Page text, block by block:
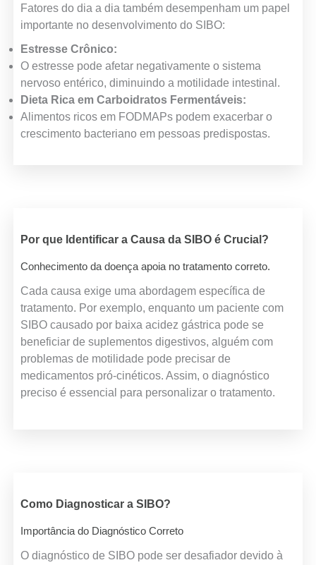
Fatores do dia a dia também desempenham um papel
importante no desenvolvimento do SIBO:
Estresse Crônico:
O estresse pode afetar negativamente o sistema
nervoso entérico, diminuindo a motilidade intestinal.
Dieta Rica em Carboidratos Fermentáveis:
Alimentos ricos em FODMAPs podem exacerbar o
crescimento bacteriano em pessoas predispostas.
Por que Identificar a Causa da SIBO é Crucial?
Conhecimento da doença apoia no tratamento correto.
Cada causa exige uma abordagem específica de
tratamento. Por exemplo, enquanto um paciente com
SIBO causado por baixa acidez gástrica pode se
beneficiar de suplementos digestivos, alguém com
problemas de motilidade pode precisar de
medicamentos pró-cinéticos. Assim, o diagnóstico
preciso é essencial para personalizar o tratamento.
Como Diagnosticar a SIBO?
Importância do Diagnóstico Correto
O diagnóstico de SIBO pode ser desafiador devido à